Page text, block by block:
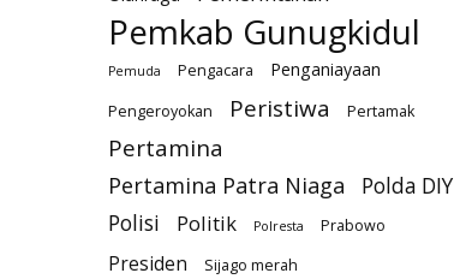
Pemkab Gunugkidul
Pemuda Pengacara Penganiayaan
Pengeroyokan Peristiwa Pertamak
Pertamina
Pertamina Patra Niaga
Polda DIY
Polisi
Politik Polresta Prabowo
Presiden Sijago merah